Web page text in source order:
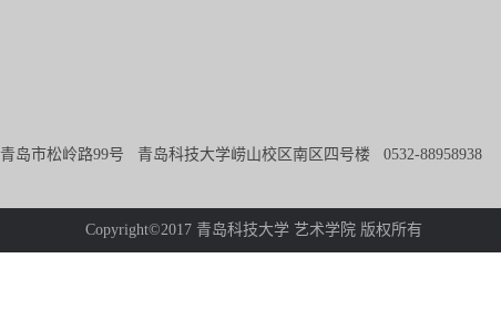
青岛市松岭路99号 青岛科技大学崂山校区南区四号楼 0532-88958938
Copyright©2017 青岛科技大学 艺术学院 版权所有